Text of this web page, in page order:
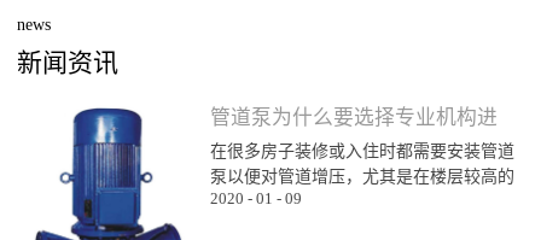
news
新闻资讯
管道泵为什么要选择专业机构进
行购买
在很多房子装修或入住时都需要安装管道
泵以便对管道增压，尤其是在楼层较高的
楼层为了能顺利用水更对管道增压安装专
2020 - 01 - 09